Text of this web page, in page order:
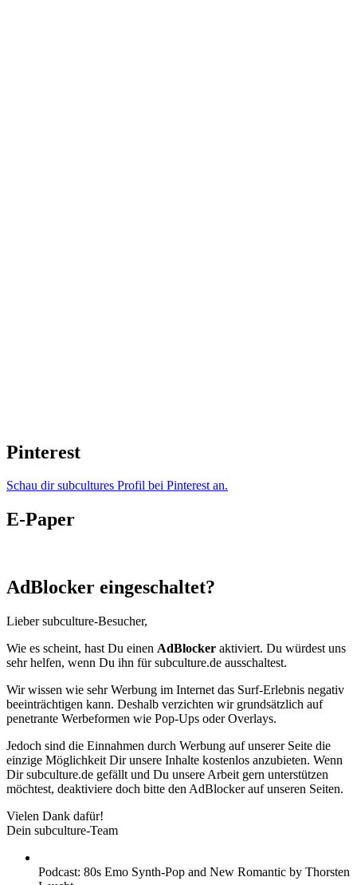
Pinterest
Schau dir subcultures Profil bei Pinterest an.
E-Paper
AdBlocker eingeschaltet?
Lieber subculture-Besucher,
Wie es scheint, hast Du einen AdBlocker aktiviert. Du würdest uns
sehr helfen, wenn Du ihn für subculture.de ausschaltest.
Wir wissen wie sehr Werbung im Internet das Surf-Erlebnis negativ
beeinträchtigen kann. Deshalb verzichten wir grundsätzlich auf
penetrante Werbeformen wie Pop-Ups oder Overlays.
Jedoch sind die Einnahmen durch Werbung auf unserer Seite die
einzige Möglichkeit Dir unsere Inhalte kostenlos anzubieten. Wenn
Dir subculture.de gefällt und Du unsere Arbeit gern unterstützen
möchtest, deaktiviere doch bitte den AdBlocker auf unseren Seiten.
Vielen Dank dafür!
Dein subculture-Team
Podcast: 80s Emo Synth-Pop and New Romantic by Thorsten